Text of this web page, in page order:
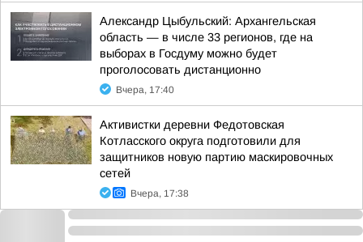
Александр Цыбульский: Архангельская
область — в числе 33 регионов, где на
выборах в Госдуму можно будет
проголосовать дистанционно
Вчера, 17:40
Активистки деревни Федотовская
Котласского округа подготовили для
защитников новую партию маскировочных
сетей
Вчера, 17:38